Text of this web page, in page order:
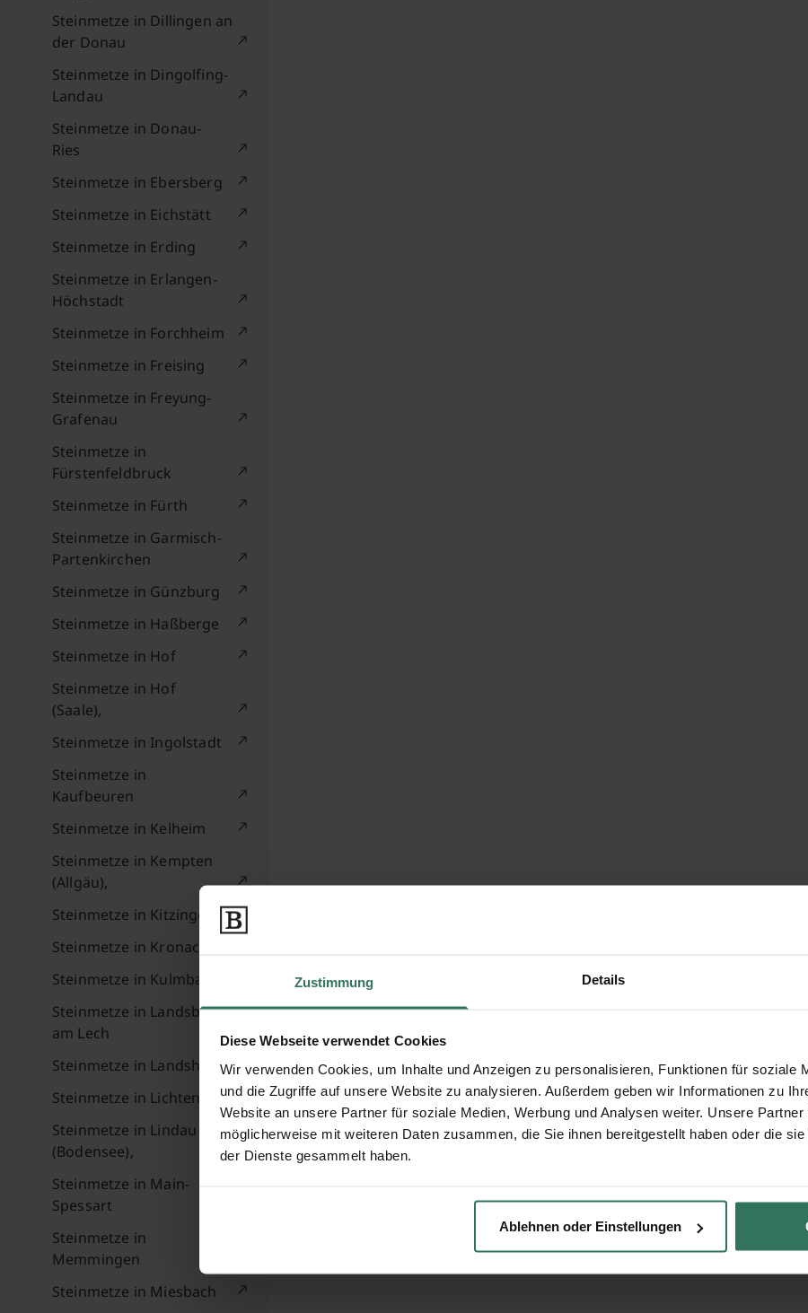
Zustimmung Details
Diese Webseite verwendet Cookies
Wir verwenden Cookies, um Inhalte und Anzeigen zu personalisieren, Funktionen für soziale
und die Zugriffe auf unsere Website zu analysieren. Außerdem geben wir Informationen zu
Website an unsere Partner für soziale Medien, Werbung und Analysen weiter. Unsere
möglicherweise mit weiteren Daten zusammen, die Sie ihnen bereitgestellt haben oder die
der Dienste gesammelt haben.
Ablehnen oder Einstellungen
Steinmetze in Dillingen an
der Donau
Steinmetze in Dingolfing-
Landau
Steinmetze in Donau-
Ries
Steinmetze in Ebersberg
Steinmetze in Eichstätt
Steinmetze in Erding
Steinmetze in Erlangen-
Höchstadt
Steinmetze in Forchheim
Steinmetze in Freising
Steinmetze in Freyung-
Grafenau
Steinmetze in
Fürstenfeldbruck
Steinmetze in Fürth
Steinmetze in Garmisch-
Partenkirchen
Steinmetze in Günzburg
Steinmetze in Haßberge
Steinmetze in Hof
Steinmetze in Hof
(Saale),
Steinmetze in Ingolstadt
Steinmetze in
Kaufbeuren
Steinmetze in Kelheim
Steinmetze in Kempten
(Allgäu),
Steinmetze in Kitzingen
Steinmetze in Kronach
Steinmetze in Kulmbach
Steinmetze in Landsberg
am Lech
Steinmetze in Landshut
Steinmetze in Lichtenfels
Steinmetze in Lindau
(Bodensee),
Steinmetze in Main-
Spessart
Steinmetze in
Memmingen
Steinmetze in Miesbach